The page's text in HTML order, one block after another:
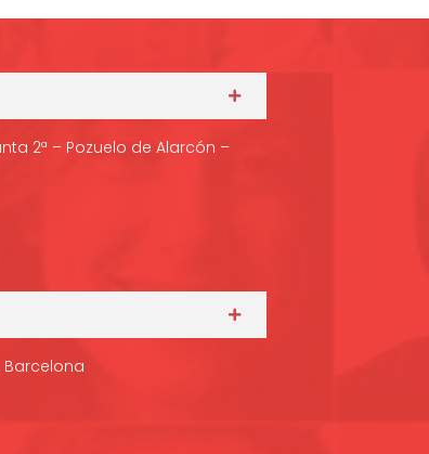
2ª – Pozuelo de Alarcón –
Barcelona